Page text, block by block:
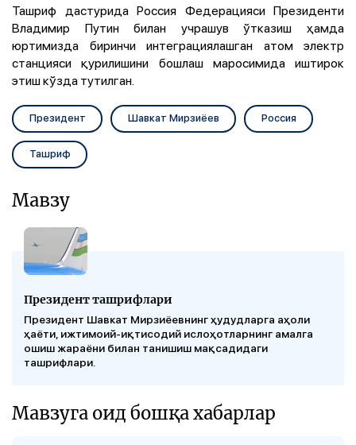
Ташриф дастурида Россия Федерацияси Президенти
Владимир Путин билан учрашув ўтказиш ҳамда
юртимизда биринчи интеграциялашган атом электр
станцияси қурилишини бошлаш маросимида иштирок
этиш кўзда тутилган.
Президент Шавкат Мирзиёев Россия
Ташриф
Мавзу
Президент ташрифлари
Президент Шавкат Мирзиёевнинг ҳудудларга аҳоли
ҳаёти, ижтимоий-иқтисодий ислоҳотларнинг амалга
ошиш жараёни билан танишиш мақсадидаги
ташрифлари.
Мавзуга оид бошқа хабарлар